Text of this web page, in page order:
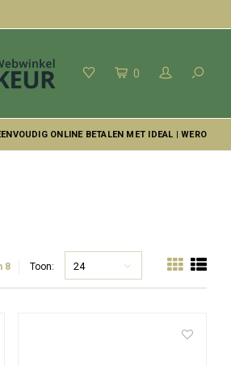
0
ONLINE BETALEN MET IDEAL | WERO
8 Toon: 24